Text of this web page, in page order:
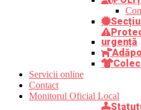
urgență
Servicii online
Contact
Monitorul Oficial Local